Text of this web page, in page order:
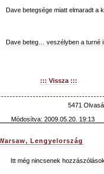
Dave betegsége miatt elmaradt a
Dave beteg… veszélyben a turné
::: Vissza :::
5471
Módosítva: 2009.05.20. 19:13
Lengyelország
Itt még nincsenek